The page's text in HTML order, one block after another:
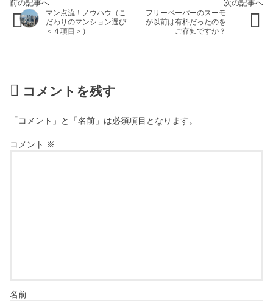
マン点流！ノウハウ（こ
だわりのマンション選び
＜４項目＞）
フリーペーパーのスーモ
が以前は有料だったのを
ご存知ですか？
コメントを残す
「コメント」と「名前」は必須項目となります。
コメント ※
名前